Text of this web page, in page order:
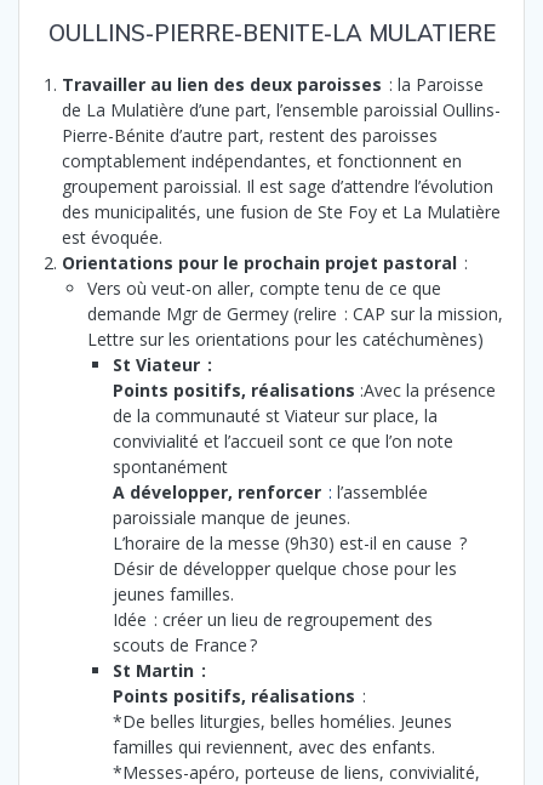
OULLINS-PIERRE-BENITE-LA MULATIERE
Travailler au lien des deux paroisses : la Paroisse
de La Mulatière d’une part, l’ensemble paroissial Oullins-
Pierre-Bénite d’autre part, restent des paroisses
comptablement indépendantes, et fonctionnent en
groupement paroissial. Il est sage d’attendre l’évolution
des municipalités, une fusion de Ste Foy et La Mulatière
est évoquée.
Orientations pour le prochain projet pastoral :
Vers où veut-on aller, compte tenu de ce que
demande Mgr de Germey (relire : CAP sur la mission,
Lettre sur les orientations pour les catéchumènes)
St Viateur :
Points positifs, réalisations :Avec la présence
de la communauté st Viateur sur place, la
convivialité et l’accueil sont ce que l’on note
spontanément
A développer, renforcer : l’assemblée
paroissiale manque de jeunes.
L’horaire de la messe (9h30) est-il en cause ?
Désir de développer quelque chose pour les
jeunes familles.
Idée : créer un lieu de regroupement des
scouts de France ?
St Martin :
Points positifs, réalisations :
*De belles liturgies, belles homélies. Jeunes
familles qui reviennent, avec des enfants.
*Messes-apéro, porteuse de liens, convivialité,